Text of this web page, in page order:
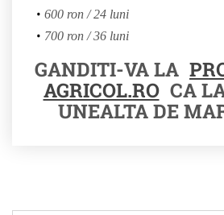
600 ron / 24 luni
700 ron / 36 luni
GANDITI-VA LA
AGRICOL.RO CA
UNEALTA DE